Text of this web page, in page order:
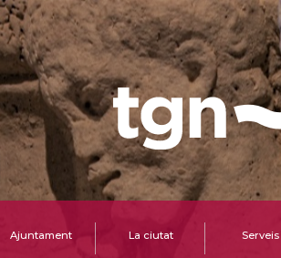
Ajuntament La ciutat Serveis